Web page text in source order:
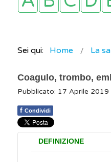
Sei qui: Home La
Coagulo, trombo,
Pubblicato: 17 Aprile 2019
f Condividi
DEFINIZIONE